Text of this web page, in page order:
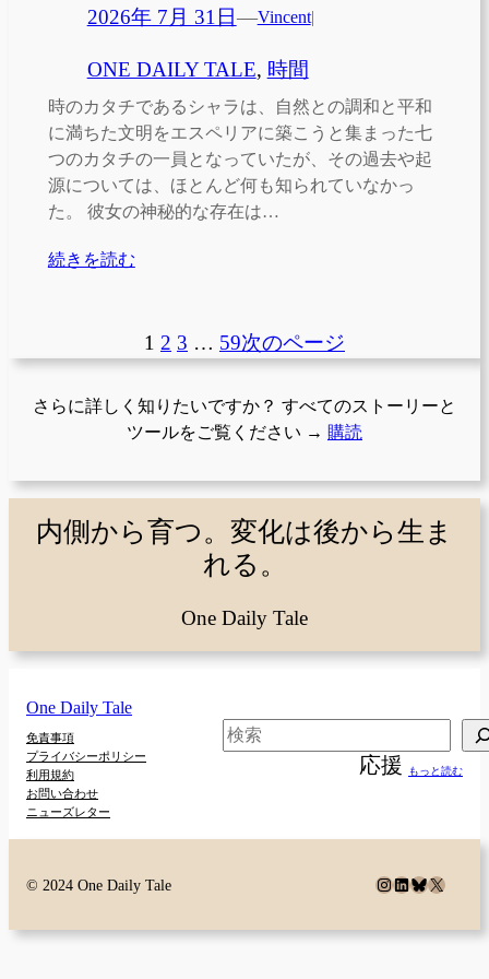
2026年 7月 31日—Vincent|
ONE DAILY TALE, 時間
時のカタチであるシャラは、自然との調和と平和
に満ちた文明をエスペリアに築こうと集まった七
つのカタチの一員となっていたが、その過去や起
源については、ほとんど何も知られていなかっ
た。 彼女の神秘的な存在は…
続きを読む
1 2 3 … 59次のページ
さらに詳しく知りたいですか？ すべてのストーリーと
ツールをご覧ください → 購読
内側から育つ。変化は後から生ま
れる。
One Daily Tale
One Daily Tale
免責事項
プライバシーポリシー
利用規約
お問い合わせ
ニューズレター
検
応援 もっと読む
© 2024 One Daily Tale Instagram
LinkedIn
Bluesky
X